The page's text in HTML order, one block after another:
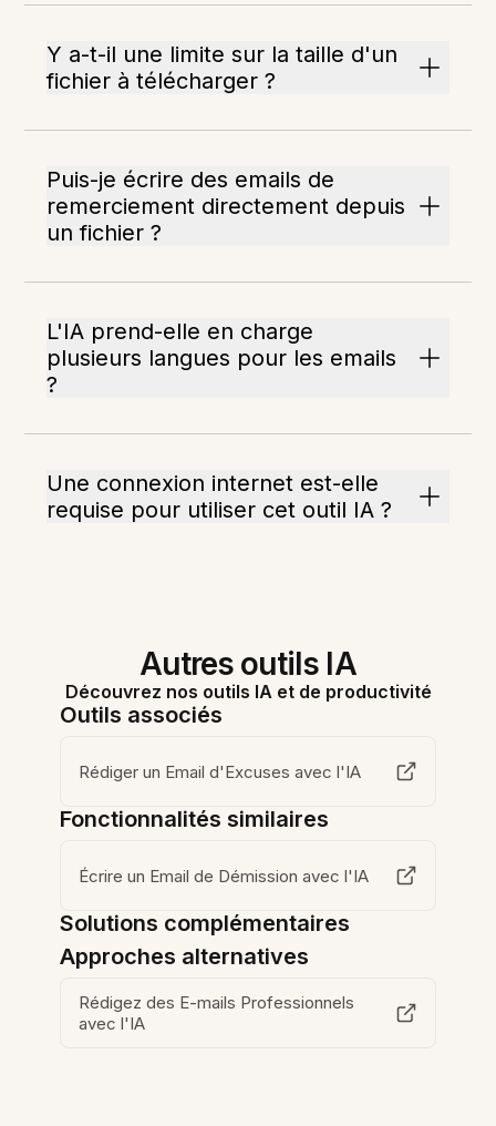
Y a-t-il une limite sur la taille d'un
fichier à télécharger ?
Puis-je écrire des emails de
remerciement directement depuis
un fichier ?
L'IA prend-elle en charge
plusieurs langues pour les emails
?
Une connexion internet est-elle
requise pour utiliser cet outil IA ?
Autres outils IA
Découvrez nos outils IA et de productivité
Outils associés
Rédiger un Email d'Excuses avec l'IA
Fonctionnalités similaires
Écrire un Email de Démission avec l'IA
Solutions complémentaires
Approches alternatives
Rédigez des E-mails Professionnels
avec l'IA